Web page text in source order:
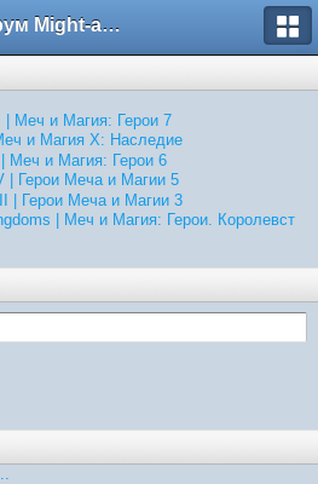
Форум Might-and-Magic.ru
| Меч и Магия: Герои 7
и Магия X: Наследие
Меч и Магия: Герои 6
| Герои Меча и Магии 5
| Герои Меча и Магии 3
| Меч и Магия: Герои. Королевст